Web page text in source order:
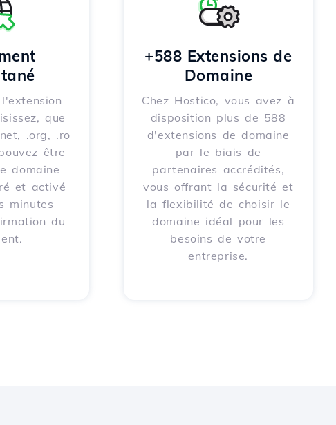
que
.org, .ro
être
domaine
et activé
minutes
du
+588 Extensions de
Domaine
Chez Hostico, vous avez à
disposition plus de 588
d'extensions de domaine
par le biais de
partenaires accrédités,
vous offrant la sécurité et
la flexibilité de choisir le
domaine idéal pour les
besoins de votre
entreprise.